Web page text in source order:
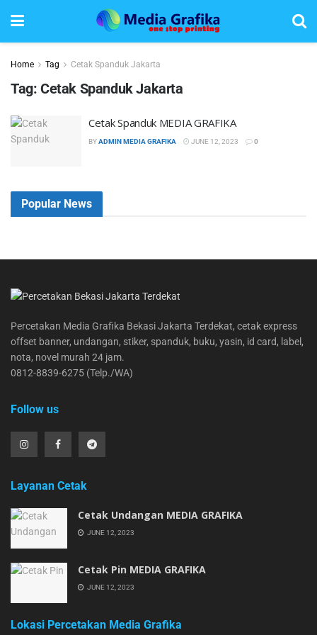
Home Tag Cetak Spanduk Jakarta
Tag: Cetak Spanduk Jakarta
Cetak Spanduk MEDIA GRAFIKA
BYADMIN MEDIA GRAFIKA JUNE 12, 2023 0
Popular News
Percetakan Media Grafika Bekasi Jakarta Terdekat, cetak express
offset banner, undangan, stiker, spanduk, buku, yasin, id card, label,
nota, novel murah 24 jam.
0812-8839-6275 (Telp./WA)
Follow us
Layanan Cetak
Cetak Undangan MEDIA GRAFIKA
JUNE 12, 2023
Cetak Pin MEDIA GRAFIKA
JUNE 12, 2023
Lokasi Percetakan Media Grafika